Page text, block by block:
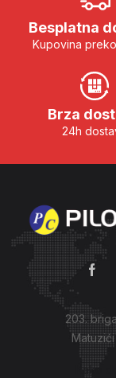
Besplatna
Kupovina
Brza
24h
203.
Kako